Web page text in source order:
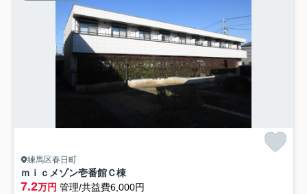
練馬区春日町
ｍｉｃメゾン壱番館Ｃ棟
7.2万円 管理/共益費6,000円